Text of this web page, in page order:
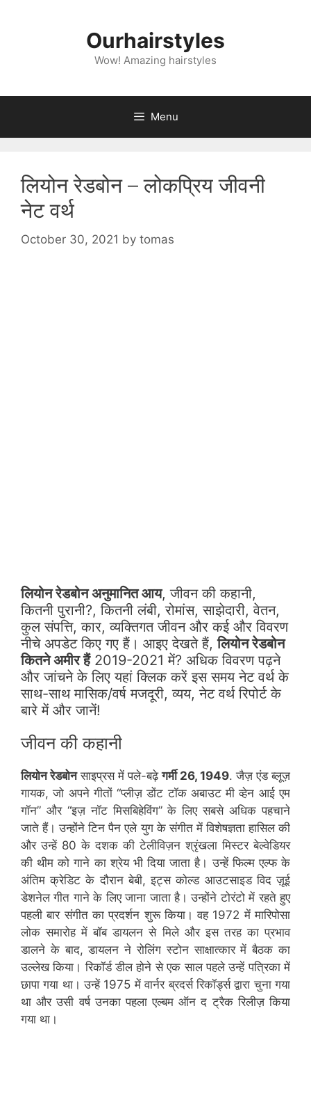
Ourhairstyles
Wow! Amazing hairstyles
Menu
लियोन रेडबोन – लोकप्रिय जीवनी
नेट वर्थ
October 30, 2021 by tomas
लियोन रेडबोन अनुमानित आय, जीवन की कहानी,
कितनी पुरानी?, कितनी लंबी, रोमांस, साझेदारी, वेतन,
कुल संपत्ति, कार, व्यक्तिगत जीवन और कई और विवरण
नीचे अपडेट किए गए हैं। आइए देखते हैं,लियोन रेडबोन
कितने अमीर हैं2019-2021 में? अधिक विवरण पढ़ने
और जांचने के लिए यहां क्लिक करें इस समय नेट वर्थ के
साथ-साथ मासिक/वर्ष मजदूरी, व्यय, नेट वर्थ रिपोर्ट के
बारे में और जानें!
जीवन की कहानी
लियोन रेडबोनसाइप्रस में पले-बढ़ेगर्मी 26, 1949. जैज़ एंड ब्लूज़
गायक, जो अपने गीतों “प्लीज़ डोंट टॉक अबाउट मी व्हेन आई एम
गॉन” और “इज़ नॉट मिसबिहेविंग” के लिए सबसे अधिक पहचाने
जाते हैं। उन्होंने टिन पैन एले युग के संगीत में विशेषज्ञता हासिल की
और उन्हें 80 के दशक की टेलीविज़न श्रृंखला मिस्टर बेल्वेडियर
की थीम को गाने का श्रेय भी दिया जाता है। उन्हें फिल्म एल्फ के
अंतिम क्रेडिट के दौरान बेबी, इट्स कोल्ड आउटसाइड विद ज़ूई
डेशनेल गीत गाने के लिए जाना जाता है। उन्होंने टोरंटो में रहते हुए
पहली बार संगीत का प्रदर्शन शुरू किया। वह 1972 में मारिपोसा
लोक समारोह में बॉब डायलन से मिले और इस तरह का प्रभाव
डालने के बाद, डायलन ने रोलिंग स्टोन साक्षात्कार में बैठक का
उल्लेख किया। रिकॉर्ड डील होने से एक साल पहले उन्हें पत्रिका में
छापा गया था। उन्हें 1975 में वार्नर ब्रदर्स रिकॉर्ड्स द्वारा चुना गया
था और उसी वर्ष उनका पहला एल्बम ऑन द ट्रैक रिलीज़ किया
गया था।